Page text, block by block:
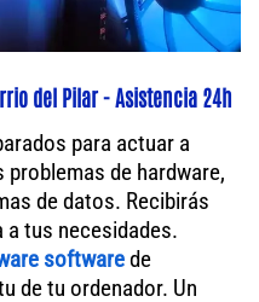
del Pilar - Asistencia 24h
para actuar a
de hardware,
de datos. Recibirás
a tus necesidades.
softwarede
de tu ordenador. Un